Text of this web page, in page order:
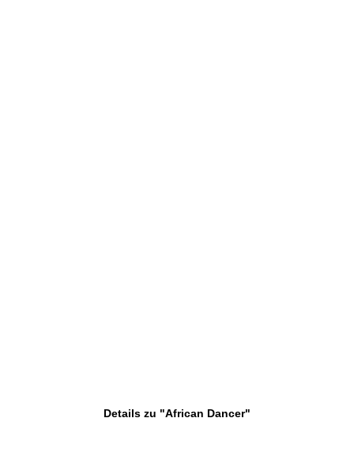
Details zu "African Dancer"